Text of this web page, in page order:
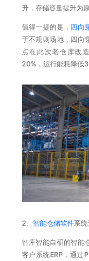
升，存储容量提升为
值得一提的是， 四向
于不规则场地，四向
点在此次老仓库改
20%，运行能耗降低
2、 智能仓储软件系统
智库智能自研的智能
客户系统ERP，通过